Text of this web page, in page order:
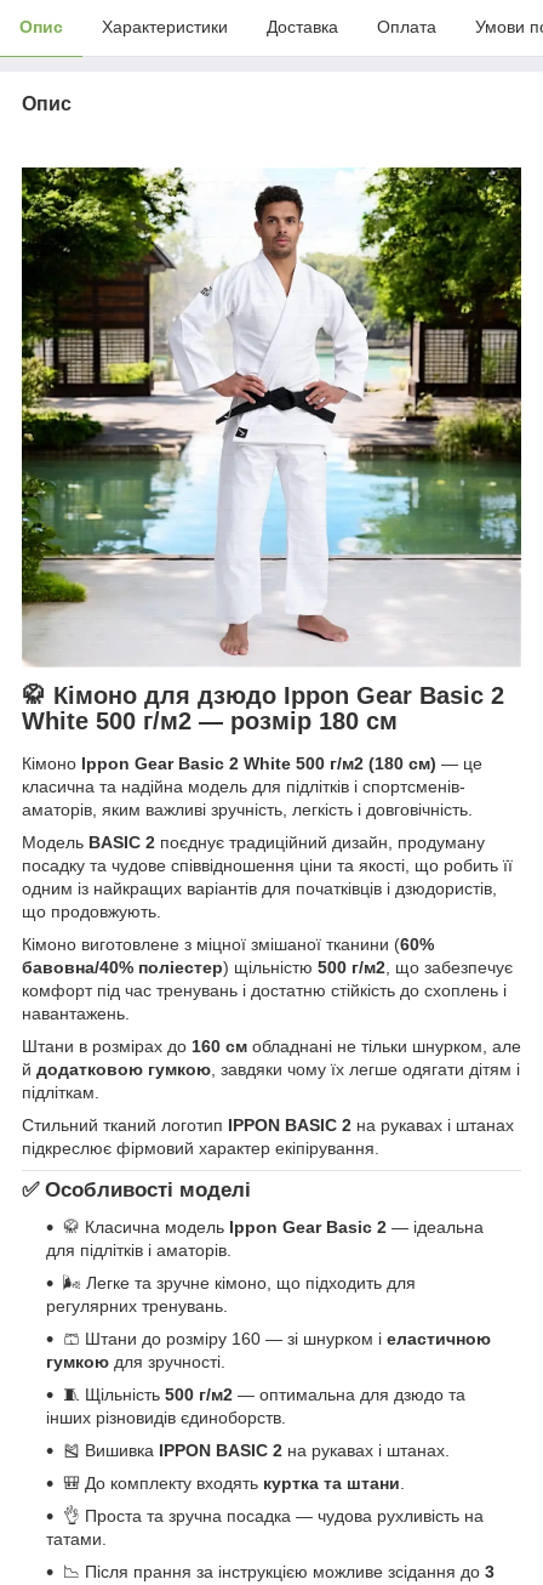
Опис Характеристики Доставка Оплата Умови
Опис
🥋 Кімоно для дзюдо Ippon Gear Basic 2
White 500 г/м2 — розмір 180 см
Кімоно Ippon Gear Basic 2 White 500 г/м2 (180 см) — це
класична та надійна модель для підлітків і спортсменів-
аматорів, яким важливі зручність, легкість і довговічність.
Модель BASIC 2 поєднує традиційний дизайн, продуману
посадку та чудове співвідношення ціни та якості, що робить її
одним із найкращих варіантів для початківців і дзюдористів,
що продовжують.
Кімоно виготовлене з міцної змішаної тканини (60%
бавовна/40% поліестер) щільністю 500 г/м2, що забезпечує
комфорт під час тренувань і достатню стійкість до схоплень і
навантажень.
Штани в розмірах до 160 см обладнані не тільки шнурком, але
й додатковою гумкою, завдяки чому їх легше одягати дітям і
підліткам.
Стильний тканий логотип IPPON BASIC 2 на рукавах і штанах
підкреслює фірмовий характер екіпірування.
✅ Особливості моделі
🥋 Класична модель Ippon Gear Basic 2 — ідеальна
для підлітків і аматорів.
🌬 Легке та зручне кімоно, що підходить для
регулярних тренувань.
🩳 Штани до розміру 160 — зі шнурком і еластичною
гумкою для зручності.
🧵 Щільність 500 г/м2 — оптимальна для дзюдо та
інших різновидів єдиноборств.
🎽 Вишивка IPPON BASIC 2 на рукавах і штанах.
🎒 До комплекту входять куртка та штани.
👌 Проста та зручна посадка — чудова рухливість на
татами.
📉 Після прання за інструкцією можливе зсідання до 3